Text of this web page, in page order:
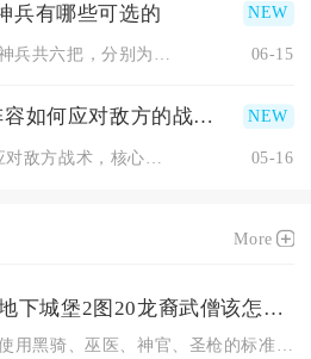
兵有哪些可选的
06-15
如何应对敌方的战术
05-16
More
地下城堡2图20龙裔武僧该怎么过关
使用黑骑、巫医、神官、圣枪的标准四职搭配稳定通关图20龙裔武...